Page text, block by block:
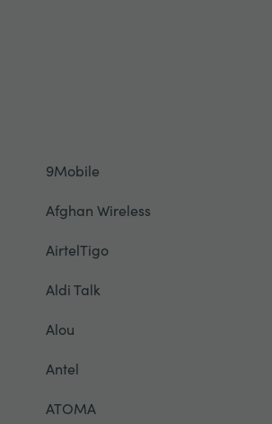
9Mobile
Afghan Wireless
AirtelTigo
Aldi Talk
Alou
Antel
ATOMA